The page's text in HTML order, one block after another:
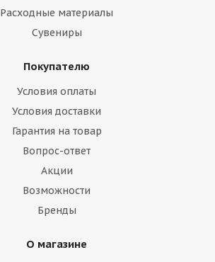
Расходные материалы
Сувениры
Покупателю
Условия оплаты
Условия доставки
Гарантия на товар
Вопрос-ответ
Акции
Возможности
Бренды
О магазине